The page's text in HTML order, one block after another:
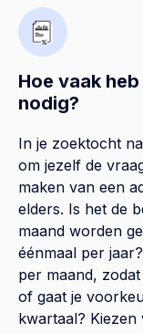
Hoe vaak
nodig?
In je zoektocht
om jezelf de
maken van een
elders. Is het de
maand worden
éénmaal per
per maand,
of gaat je
kwartaal? Kiezen